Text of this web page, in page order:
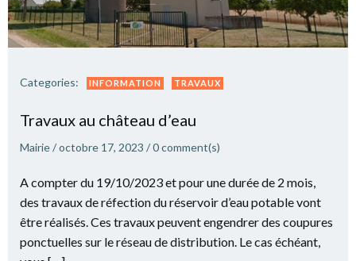
Categories: INFORMATION TRAVAUX
Travaux au château d’eau
Mairie/octobre 17, 2023 /0comment(s)
A compter du 19/10/2023 et pour une durée de 2 mois,
des travaux de réfection du réservoir d’eau potable vont
être réalisés. Ces travaux peuvent engendrer des coupures
ponctuelles sur le réseau de distribution. Le cas échéant,